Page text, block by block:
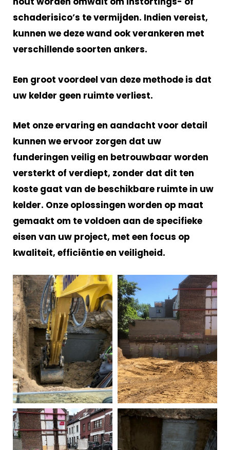
schaderisico’s te vermijden. Indien vereist,
kunnen we deze wand ook verankeren met
verschillende soorten ankers.
Een groot voordeel van deze methode is dat
uw kelder geen ruimte verliest.
Met onze ervaring en aandacht voor detail
kunnen we ervoor zorgen dat uw
funderingen veilig en betrouwbaar worden
versterkt of verdiept, zonder dat dit ten
koste gaat van de beschikbare ruimte in uw
kelder. Onze oplossingen worden op maat
gemaakt om te voldoen aan de specifieke
eisen van uw project, met een focus op
kwaliteit, efficiëntie en veiligheid.